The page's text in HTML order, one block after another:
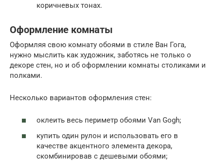
коричневых тонах.
Оформление комнаты
Оформляя свою комнату обоями в стиле Ван Гога,
нужно мыслить как художник, заботясь не только о
декоре стен, но и об оформлении комнаты столиками и
полками.
Несколько вариантов оформления стен:
оклеить весь периметр обоями Van Gogh;
купить один рулон и использовать его в
качестве акцентного элемента декора,
скомбинировав с дешевыми обоями;